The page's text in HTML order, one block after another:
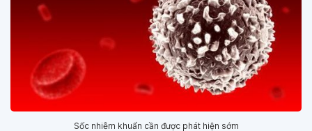
Sốc nhiễm khuẩn cần được phát hiện sớm